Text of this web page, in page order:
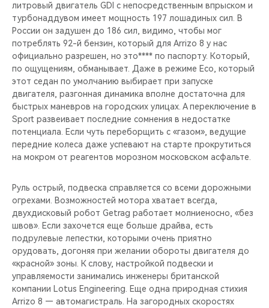
литровый двигатель GDI с непосредственным впрыском и
турбонаддувом имеет мощность 197 лошадиных сил. В
России он задушен до 186 сил, видимо, чтобы мог
потреблять 92-й бензин, который для Arrizo 8 у нас
официально разрешен, но это**** по паспорту. Который,
по ощущениям, обманывает. Даже в режиме Eco, который
этот седан по умолчанию выбирает при запуске
двигателя, разгонная динамика вполне достаточна для
быстрых маневров на городских улицах. А переключение в
Sport развеивает последние сомнения в недостатке
потенциала. Если чуть переборщить с «газом», ведущие
передние колеса даже успевают на старте прокрутиться
на мокром от реагентов морозном московском асфальте.
Руль острый, подвеска справляется со всеми дорожными
огрехами. Возможностей мотора хватает всегда,
двухдисковый робот Getrag работает молниеносно, «без
швов». Если захочется еще больше драйва, есть
подрулевые лепестки, которыми очень приятно
орудовать, догоняя при желании обороты двигателя до
«красной» зоны. К слову, настройкой подвески и
управляемости занимались инженеры британской
компании Lotus Engineering. Еще одна природная стихия
Arrizo 8 — автомагистраль. На загородных скоростях